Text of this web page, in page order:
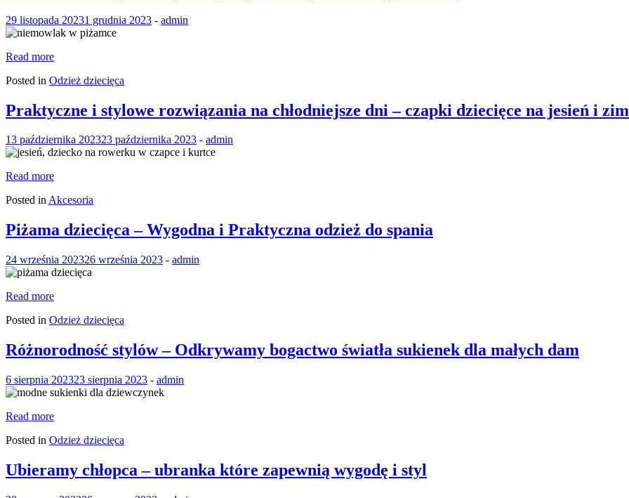
29 listopada 20231 grudnia 2023 - admin
Read more
Posted in Odzież dziecięca
Praktyczne i stylowe rozwiązania na chłodniejsze dni – czapki dziecięce na jesień i
13 października 202323 października 2023 - admin
Read more
Posted inAkcesoria
Piżama dziecięca – Wygodna i Praktyczna odzież do spania
24 września 202326 września 2023 - admin
Read more
Posted in Odzież dziecięca
Różnorodność stylów – Odkrywamy bogactwo światła sukienek dla małych dam
6 sierpnia 202323 sierpnia 2023 - admin
Read more
Posted in Odzież dziecięca
Ubieramy chłopca – ubranka które zapewnią wygodę i styl